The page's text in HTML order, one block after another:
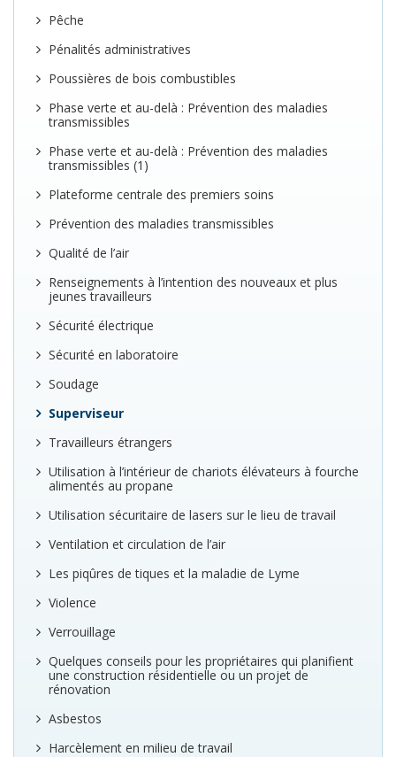
Pêche
Pénalités administratives
Poussières de bois combustibles
Phase verte et au-delà : Prévention des maladies
transmissibles
Phase verte et au-delà : Prévention des maladies
transmissibles (1)
Plateforme centrale des premiers soins
Prévention des maladies transmissibles
Qualité de l’air
Renseignements à l’intention des nouveaux et plus
jeunes travailleurs
Sécurité électrique
Sécurité en laboratoire
Soudage
Superviseur
Travailleurs étrangers
Utilisation à l’intérieur de chariots élévateurs à fourche
alimentés au propane
Utilisation sécuritaire de lasers sur le lieu de travail
Ventilation et circulation de l’air
Les piqûres de tiques et la maladie de Lyme
Violence
Verrouillage
Quelques conseils pour les propriétaires qui planifient
une construction résidentielle ou un projet de
rénovation
Asbestos
Harcèlement en milieu de travail